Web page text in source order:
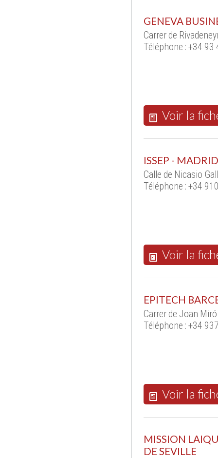
GENEVA
Carrer de
Téléphone : +34
Voir la
ISSEP - MADRID
Calle de Nicasio
Téléphone : +34
Voir la
EPITECH
Carrer de Joan
Téléphone : +34
Voir la
MISSION
DE SEVILLE